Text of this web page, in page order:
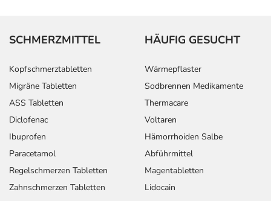
- Störungen der Sexualfunktion
- Schwierigkeiten beim Wasserlassen
- Störungen beim Wasserlassen
- Erhöhtes Cholesterin
- Abweichende Leberfunktionswerte
- Natriummangel
- Kraftlosigkeit bzw. Schwäche
- Kurzatmigkeit (Dyspnoe)
- Juckreiz (Pruritus)
- Müdigkeit
- Schüttelfrost
SCHMERZMITTEL
Kopfschmerztabletten
Migräne Tabletten
ASS Tabletten
Diclofenac
Ibuprofen
Paracetamol
Regelschmerzen Tabletten
Zahnschmerzen Tabletten
HÄUFIG GESUCHT
Wärmepflaster
Sodbrennen Medikamente
Thermacare
Voltaren
Hämorrhoiden Salbe
Abführmittel
Magentabletten
Lidocain